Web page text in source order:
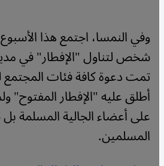
وفي النمسا، اجتمع هذا
شخص لتناول "الإفطار" في
تمت دعوة كافة فئات المجتمع
أطلق عليه "الإفطار المفتوح"
على أعضاء الجالية المسلمة
المسلمين.